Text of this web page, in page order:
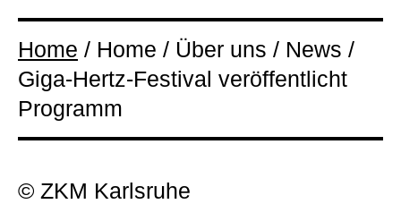
Home / Home / Über uns / News /
Giga-Hertz-Festival veröffentlicht
Programm
© ZKM Karlsruhe